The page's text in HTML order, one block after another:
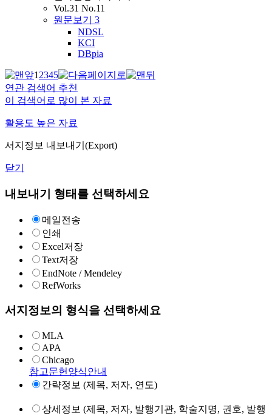
Vol.31 No.11
원문보기 3
NDSL
KCI
DBpia
12345
연관 검색어 추천
이 검색어로 많이 본 자료
활용도 높은 자료
서지정보 내보내기(Export)
닫기
내보내기 형태를 선택하세요
메일전송
인쇄
Excel저장
Text저장
EndNote / Mendeley
RefWorks
서지정보의 형식을 선택하세요
MLA
APA
Chicago
참고문헌양식안내
간략정보 (제목, 저자, 연도)
상세정보 (제목, 저자, 발행기관, 학술지명, 권호, 발행